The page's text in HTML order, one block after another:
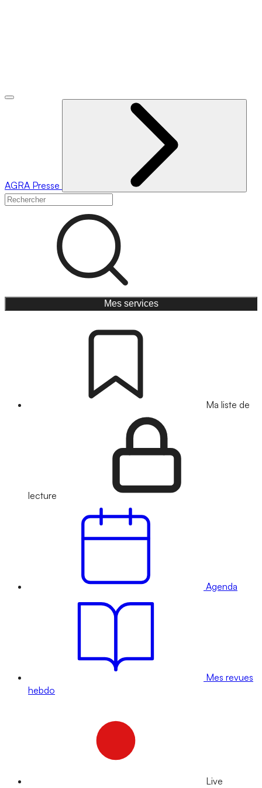
AGRA Presse
Mes services
Ma liste de
lecture
Agenda
Mes revues
hebdo
Live